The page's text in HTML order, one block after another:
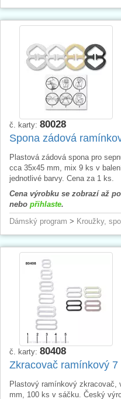
č. karty: 80028
Spona zádová
Plastová zádová spona pro
cca 35x45 mm, mix 9 ks v
jednotlivé barvy. Cena za 1 ks.
Cena výrobku se zobrazí až
nebo přihlaste.
Dámský program > Kroužky,
č. karty: 80408
Zkracovač ramínkový 7
Plastový ramínkový zkracovač,
mm, 100 ks v sáčku. Český